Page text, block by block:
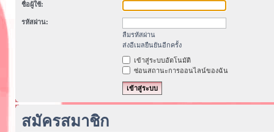
ชื่อผู้ใช้:
รหัสผ่าน:
ลืมรหัสผ่าน
ส่งอีเมลยืนยันอีกครั้ง
เข้าสู่ระบบอัตโนมัติ
ซ่อนสถานะการออนไลน์ของฉัน
สมัครสมาชิก